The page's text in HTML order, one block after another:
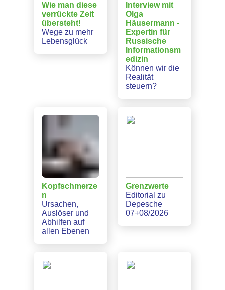
Wie man diese
verrückte Zeit
übersteht!
Wege zu mehr
Lebensglück
Interview mit
Olga
Häusermann -
Expertin für
Russische
Informationsm
edizin
Können wir die
Realität
steuern?
Kopfschmerze
n
Ursachen,
Auslöser und
Abhilfen auf
allen Ebenen
Grenzwerte
Editorial zu
Depesche
07+08/2026